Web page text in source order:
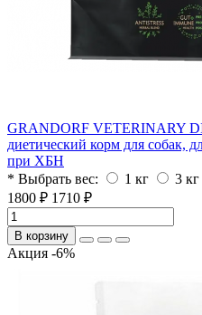
GRANDORF VETERINARY
диетический корм для собак,
при ХБН
* Выбрать вес:
1 кг
3 кг
1800 ₽ 1710 ₽
В корзину
Акция -6%